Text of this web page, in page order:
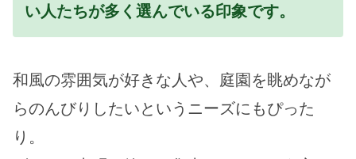
い人たちが多く選んでいる印象です。
和風の雰囲気が好きな人や、庭園を眺めなが
らのんびりしたいというニーズにもぴった
り。